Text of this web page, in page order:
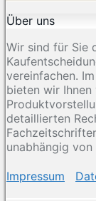
Über uns
Wir sind für Sie
vereinfachen.
bieten wir
detaillierten
unabhängig
Impressum